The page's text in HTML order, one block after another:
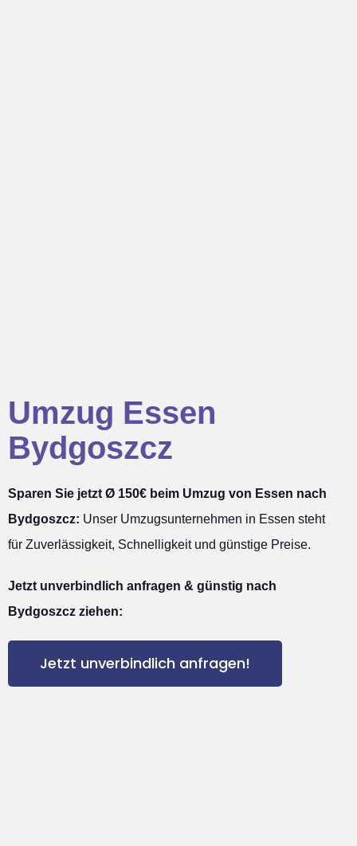
Umzug Essen
Bydgoszcz
Sparen Sie jetzt Ø 150€ beim Umzug von Essen nach
Bydgoszcz: Unser Umzugsunternehmen in Essen steht
für Zuverlässigkeit, Schnelligkeit und günstige Preise.
Jetzt unverbindlich anfragen & günstig nach
Bydgoszcz ziehen:
Jetzt unverbindlich anfragen!